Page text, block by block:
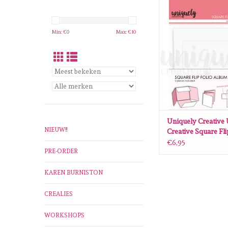
Min: €0 Max: €10
NIEUW!!
PRE-ORDER
KAREN BURNISTON
CREALIES
WORKSHOPS
Creative Square Flip
White
TOEVOEGEN AAN
Uniquely Creative
Creative Square
Album - White
€6,95